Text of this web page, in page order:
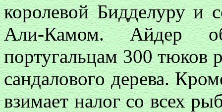
королевой Бидделуру и
Али-Камом. Айдер
португальцам 300 тюков
сандалового дерева.
взимает налог со всех